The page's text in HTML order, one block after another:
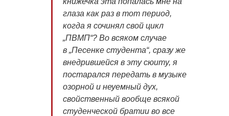
глаза как раз в тот период,
когда я сочинял свой цикл
„ПВМП“? Во всяком случае
в „Песенке студента“, сразу же
внедрившейся в эту сюиту, я
постарался передать в музыке
озорной и неуемный дух,
свойственный вообще всякой
студенческой братии во все